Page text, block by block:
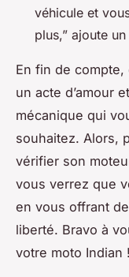
véhicule et
plus,” ajoute
En fin de
un acte d’amour
mécanique qui
souhaitez. Alors,
vérifier son
vous verrez que
en vous offrant
liberté. Bravo à
votre moto Indian !